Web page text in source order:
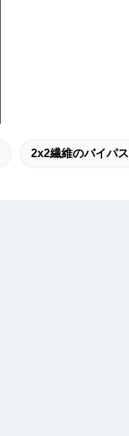
2x2繊維のバイパ